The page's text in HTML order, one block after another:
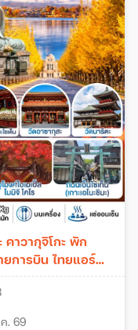
คาวากุจิโกะ พัก
การบิน ไทยแอร์
. 69